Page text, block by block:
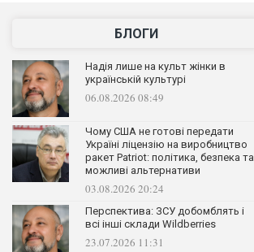
БЛОГИ
Надія лише на культ жінки в
українській культурі
06.08.2026 08:49
Чому США не готові передати
Україні ліцензію на виробництво
ракет Patriot: політика, безпека та
можливі альтернативи
03.08.2026 20:24
Перспектива: ЗСУ добомблять і
всі інші склади Wildberries
23.07.2026 11:31